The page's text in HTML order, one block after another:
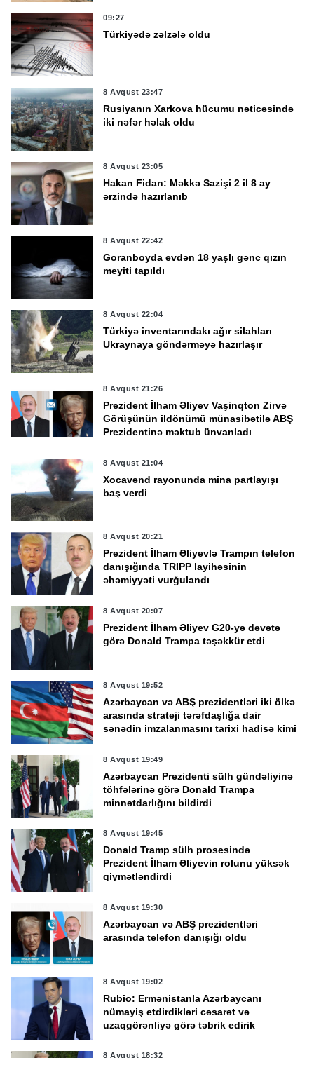
09:27
Türkiyədə zəlzələ oldu
8 Avqust 23:47
Rusiyanın Xarkova hücumu nəticəsində
iki nəfər həlak oldu
8 Avqust 23:05
Hakan Fidan: Məkkə Sazişi 2 il 8 ay
ərzində hazırlanıb
8 Avqust 22:42
Goranboyda evdən 18 yaşlı gənc qızın
meyiti tapıldı
8 Avqust 22:04
Türkiyə inventarındakı ağır silahları
Ukraynaya göndərməyə hazırlaşır
8 Avqust 21:26
Prezident İlham Əliyev Vaşinqton Zirvə
Görüşünün ildönümü münasibətilə ABŞ
Prezidentinə məktub ünvanladı
8 Avqust 21:04
Xocavənd rayonunda mina partlayışı
baş verdi
8 Avqust 20:21
Prezident İlham Əliyevlə Trampın telefon
danışığında TRIPP layihəsinin
əhəmiyyəti vurğulandı
8 Avqust 20:07
Prezident İlham Əliyev G20-yə dəvətə
görə Donald Trampa təşəkkür etdi
8 Avqust 19:52
Azərbaycan və ABŞ prezidentləri iki ölkə
arasında strateji tərəfdaşlığa dair
sənədin imzalanmasını tarixi hadisə kimi
8 Avqust 19:49
Azərbaycan Prezidenti sülh gündəliyinə
töhfələrinə görə Donald Trampa
minnətdarlığını bildirdi
8 Avqust 19:45
Donald Tramp sülh prosesində
Prezident İlham Əliyevin rolunu yüksək
qiymətləndirdi
8 Avqust 19:30
Azərbaycan və ABŞ prezidentləri
arasında telefon danışığı oldu
8 Avqust 19:02
Rubio: Ermənistanla Azərbaycanı
nümayiş etdirdikləri cəsarət və
uzaqgörənliyə görə təbrik edirik
8 Avqust 18:32